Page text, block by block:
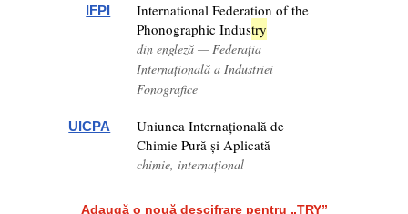
IFPI
International Federation of the
Phonographic Industry
din engleză — Federația
Internațională a Industriei
Fonografice
UICPA
Uniunea Internațională de
Chimie Pură și Aplicată
chimie, internațional
Adaugă o nouă descifrare pentru „TRY”